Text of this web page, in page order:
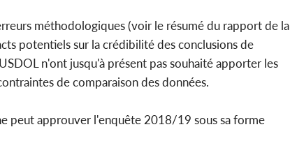
méthodologiques (voir le résumé du rapport de la
potentiels sur la crédibilité des conclusions de
n'ont jusqu'à présent pas souhaité apporter les
de comparaison des données.
peut approuver l'enquête 2018/19 sous sa forme